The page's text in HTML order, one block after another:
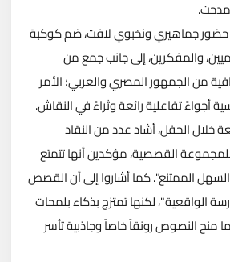
مدحت.
جماهيري ونخبوي لافت، ضم كوكبة
والمفكرين، إلى جانب جمع من
من الجمهور المصري والعربي؛ الأمر
أجواءً تفاعلية رائعة وثراءً في النقاش.
خلال الحفل، أشاد عدد من النقاد
للمجموعة القصصية، مؤكدين أنها تتمتع
الممتنع". كما أشاروا إلى أن القصص
الواقعية"، لكنها تمتزج بذكاء بلمحات
منح النصوص رونقاً خاصاً وجاذبية تأسر